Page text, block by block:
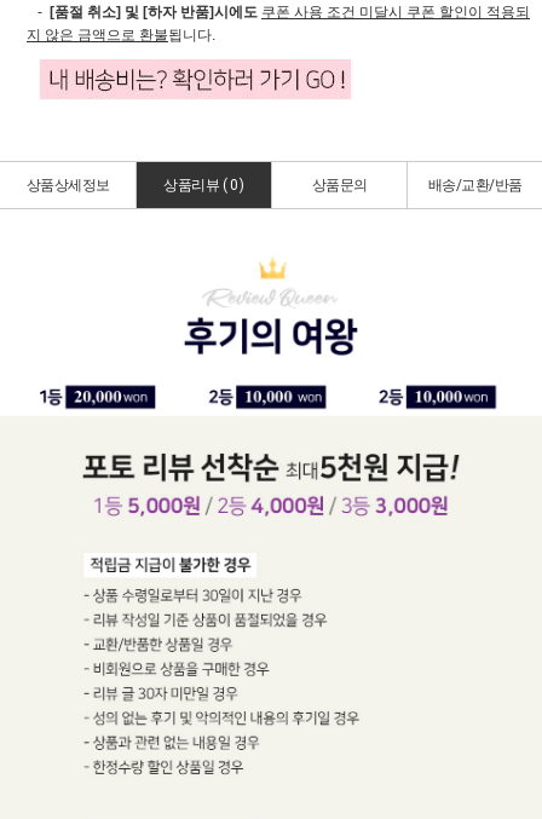
- [품절 취소] 및 [하자 반품]시에도 쿠폰 사용 조건 미달시 쿠폰 할인이 적용되
지 않은 금액으로 환불됩니다.
상품상세정보 상품리뷰 ( 0) 상품문의 배송/교환/반품